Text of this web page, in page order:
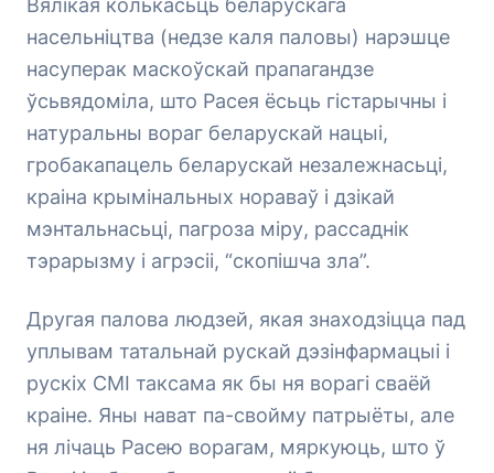
Вялікая колькасьць беларускага
насельніцтва (недзе каля паловы) нарэшце
насуперак маскоўскай прапагандзе
ўсьвядоміла, што Расея ёсьць гістарычны і
натуральны вораг беларускай нацыі,
гробакапацель беларускай незалежнасьці,
краіна крымінальных нораваў і дзікай
мэнтальнасьці, пагроза міру, рассаднік
тэрарызму і агрэсіі, “скопішча зла”.
Другая палова людзей, якая знаходзіцца пад
уплывам татальнай рускай дэзінфармацыі і
рускіх СМІ таксама як бы ня ворагі сваёй
краіне. Яны нават па-свойму патрыёты, але
ня лічаць Расею ворагам, мяркуюць, што ў